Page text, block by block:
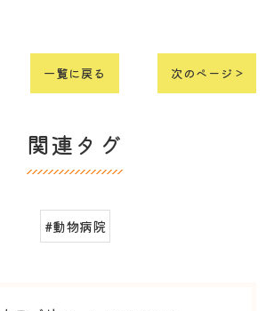
一覧に戻る 次のページ >
関連タグ
#動物病院